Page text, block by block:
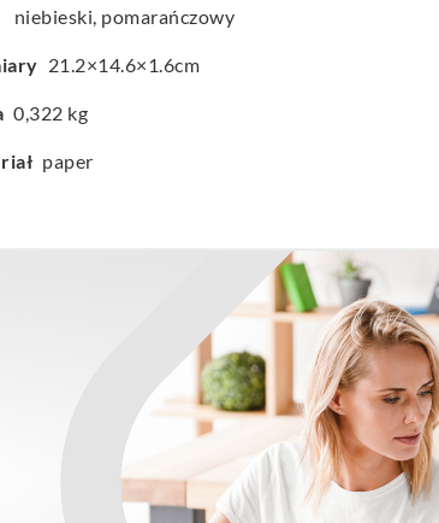
niebieski, pomarańczowy
21.2×14.6×1.6cm
0,322 kg
paper